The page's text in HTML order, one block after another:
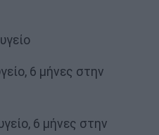
6 μήνες στην
6 μήνες στην